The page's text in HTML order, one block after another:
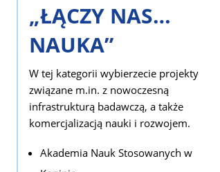
„ŁĄCZY NAS…
NAUKA”
W tej kategorii wybierzecie projekty
związane m.in. z nowoczesną
infrastrukturą badawczą, a także
komercjalizacją nauki i rozwojem.
Akademia Nauk Stosowanych w